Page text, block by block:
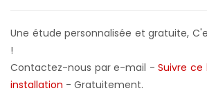
Une étude personnalisée et gratuite,
!
Contactez-nous par e-mail -Suivre ce
installation - Gratuitement.